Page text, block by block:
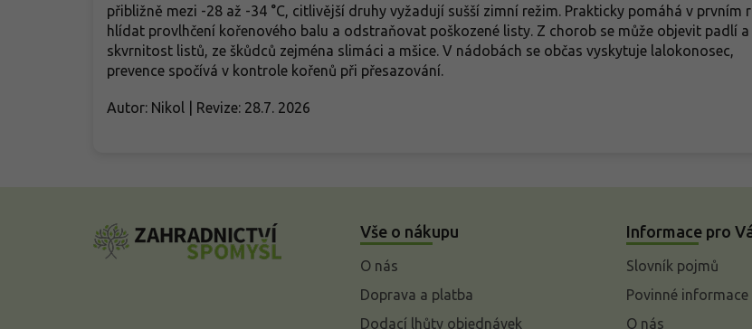
přibližně mezi -28 až -34 °C, citlivější druhy vyžadují sušší zimní režim. Prakticky pomáhá v prvním
hlídat provlhčení kořenového balu a odstraňovat poškozené listy. Z chorob se může objevit padlí a
skvrnitost listů, ze škůdců zejména slimáci a mšice. V nádobách se občas vyskytuje lalokonosec,
prevence spočívá v kontrole kořenů při přesazování.
Autor: Nikol | Revize: 28.7. 2026
Vše o nákupu
O nás
Doprava a platba
Dodací lhůty objednávek
Informace pro
Slovník pojmů
Povinné informace
O nás